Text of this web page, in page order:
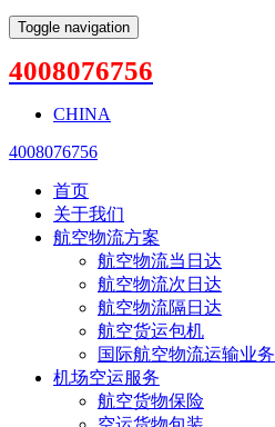
Toggle navigation
4008076756
CHINA
4008076756
首页
关于我们
航空物流方案
航空物流当日达
航空物流次日达
航空物流隔日达
航空货运包机
国际航空物流运输业务
机场空运服务
航空货物保险